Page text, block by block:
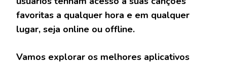
favoritas a qualquer hora e em qualquer
lugar, seja online ou offline.
Vamos explorar os melhores aplicativos